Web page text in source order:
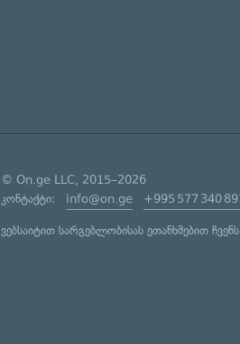
© On.ge LLC, 2015–2026
კონტაქტი: info@on.ge +995 577 340
ვებსაიტით სარგებლობისას ეთანხმებით ჩვენს